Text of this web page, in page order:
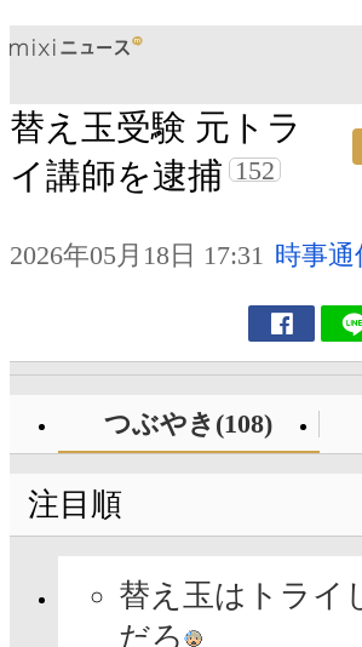
替え玉受験 元トラ
イ講師を逮捕 152
2026年05月18日 17:31 時事通
つぶやき(108)
注目順
替え玉はトライ
だろ